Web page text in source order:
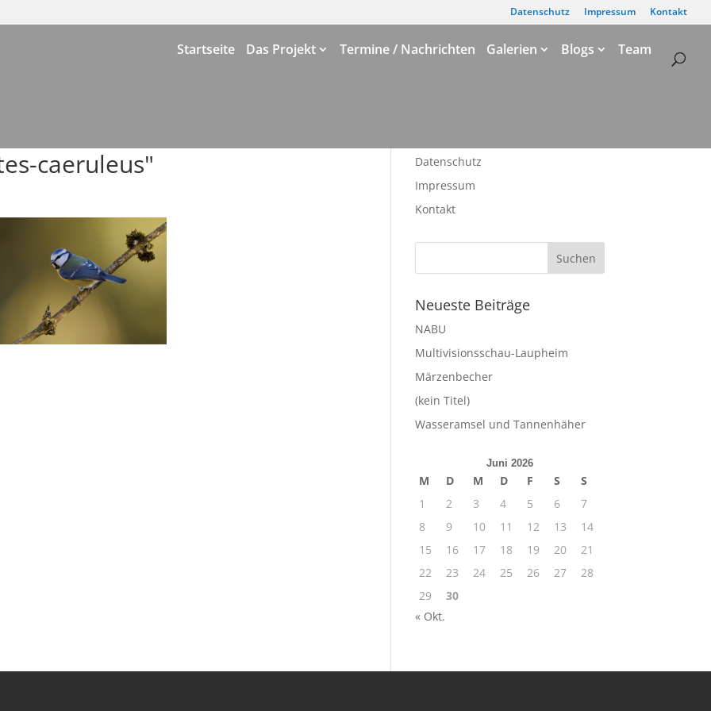
Datenschutz Impressum Kontakt
Startseite Das Projekt Termine / Nachrichten Galerien Blogs Team
caeruleus"
Datenschutz
Impressum
Kontakt
Neueste Beiträge
NABU
Multivisionsschau-Laupheim
Märzenbecher
(kein Titel)
Wasseramsel und Tannenhäher
Juni 2026
M D M D F S
S
1
2 3 4 5 6
7
8
9 10 11 12 13
14
15
16 17 18 19 20
21
22
23 24 25 26 27
28
29
30
« Okt.